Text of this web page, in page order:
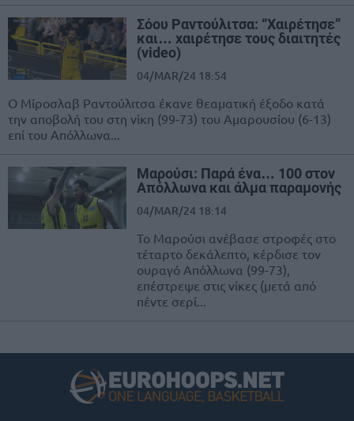
Σόου Ραντούλιτσα: “Χαιρέτησε”
και… χαιρέτησε τους διαιτητές
(video)
04/MAR/24 18:54
Ο Μίροσλαβ Ραντούλιτσα έκανε θεαματική έξοδο κατά
την αποβολή του στη νίκη (99-73) του Αμαρουσίου (6-13)
επί του Απόλλωνα...
Μαρούσι: Παρά ένα… 100 στον
Απόλλωνα και άλμα παραμονής
04/MAR/24 18:14
Το Μαρούσι ανέβασε στροφές στο
τέταρτο δεκάλεπτο, κέρδισε τον
ουραγό Απόλλωνα (99-73),
επέστρεψε στις νίκες (μετά από
πέντε σερί...